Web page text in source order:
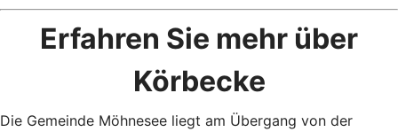
Erfahren Sie mehr über
Körbecke
Die Gemeinde Möhnesee liegt am Übergang von der